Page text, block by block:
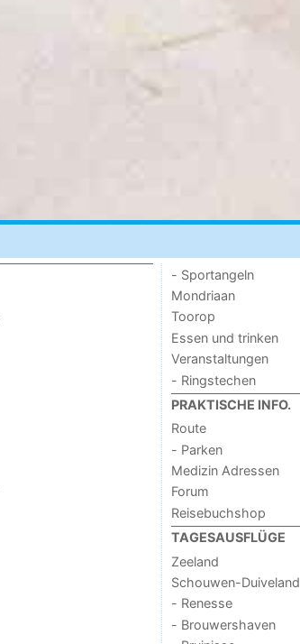
- Sportangeln
Mondriaan
Toorop
Essen und trinken
Veranstaltungen
- Ringstechen
PRAKTISCHE INFO.
Route
- Parken
Medizin Adressen
Forum
Reisebuchshop
TAGESAUSFLÜGE
Zeeland
Schouwen-Duiveland
- Renesse
- Brouwershaven